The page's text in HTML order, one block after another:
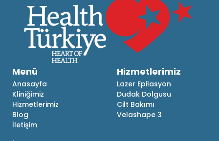
Menü
Anasayfa
Kliniğimiz
Hizmetlerimiz
Blog
İletişim
Hizmetlerimiz
Lazer Epilasyon
Dudak Dolgusu
Cilt Bakımı
Velashape 3